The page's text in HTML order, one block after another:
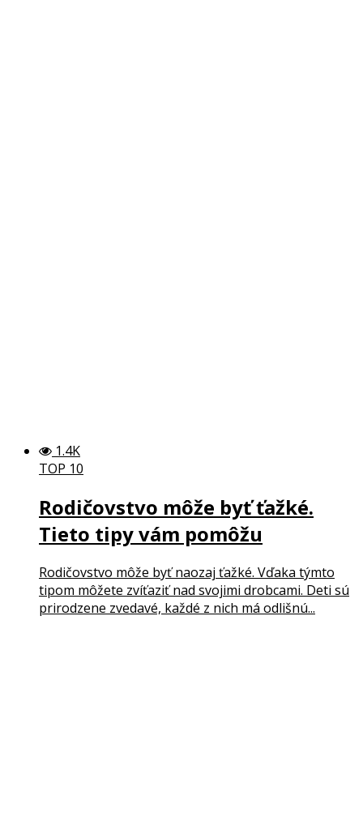
1.4K
TOP 10
Rodičovstvo môže byť ťažké.
Tieto tipy vám pomôžu
Rodičovstvo môže byť naozaj ťažké. Vďaka týmto
tipom môžete zvíťaziť nad svojimi drobcami. Deti sú
prirodzene zvedavé, každé z nich má odlišnú...